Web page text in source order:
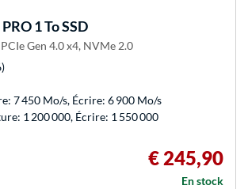
1 To SSD
Gen 4.0 x4, NVMe 2.0
7 450 Mo/s, Écrire: 6 900 Mo/s
1 200 000, Écrire: 1 550 000
€ 245,90
En stock